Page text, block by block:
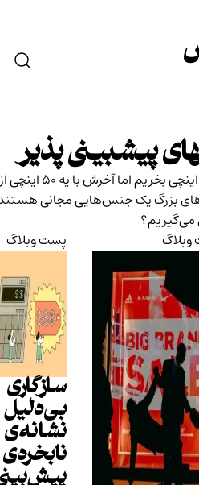
پذیر
چطور میشه میری تلویزیون 32 اینچی بخریم اما آخرش با یه 50 اینچی از مغازه
یک جنس‌هایی مجانی هستند؟ آیا
پست وبلاگ
سازگاری
بی‌دلیل
نشانه‌‌ی
نابخردی‌
پیش‌بینی‌پذیر